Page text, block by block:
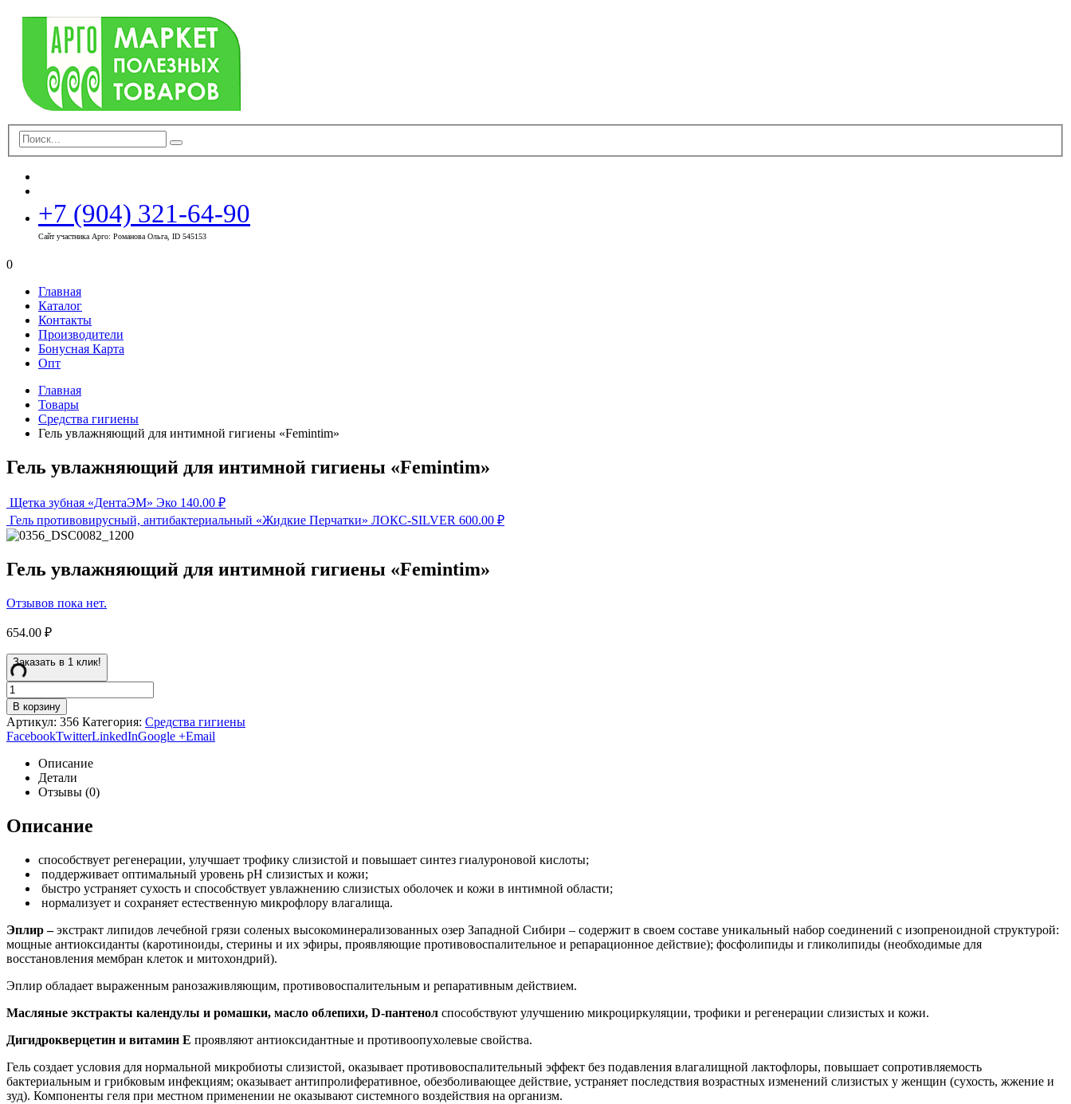
+7 (904) 321-64-90
Сайт участника Арго: Романова Ольга, ID 545153
0
Главная
Каталог
Контакты
Производители
Бонусная Карта
Опт
Главная
Товары
Средства гигиены
Гель увлажняющий для интимной гигиены «Femintim»
Гель увлажняющий для интимной гигиены «Femintim»
Щетка зубная «ДентаЭМ» Эко 140.00 ₽
Гель противовирусный, антибактериальный «Жидкие Перчатки» ЛОКС-SILVER 600.00 ₽
Гель увлажняющий для интимной гигиены «Femintim»
Отзывов пока нет.
654.00 ₽
Заказать в 1 клик!
В корзину
Артикул: 356 Категория: Средства гигиены
FacebookTwitterLinkedInGoogle +Email
Описание
Детали
Отзывы (0)
Описание
способствует регенерации, улучшает трофику слизистой и повышает синтез гиалуроновой кислоты;
поддерживает оптимальный уровень pH слизистых и кожи;
быстро устраняет сухость и способствует увлажнению слизистых оболочек и кожи в интимной области;
нормализует и сохраняет естественную микрофлору влагалища.
Эплир –экстракт липидов лечебной грязи соленых высокоминерализованных озер Западной Сибири – содержит в своем составе уникальный набор соединений с изопреноидной структурой:
мощные антиоксиданты (каротиноиды, стерины и их эфиры, проявляющие противовоспалительное и репарационное действие); фосфолипиды и гликолипиды (необходимые для
восстановления мембран клеток и митохондрий).
Эплир обладает выраженным ранозаживляющим, противовоспалительным и репаративным действием.
Масляные экстракты календулы и ромашки, масло облепихи, D-пантенол способствуют улучшению микроциркуляции, трофики и регенерации слизистых и кожи.
Дигидрокверцетин и витамин Е проявляют антиоксидантные и противоопухолевые свойства.
Гель создает условия для нормальной микробиоты слизистой, оказывает противовоспалительный эффект без подавления влагалищной лактофлоры, повышает сопротивляемость
бактериальным и грибковым инфекциям; оказывает антипролиферативное, обезболивающее действие, устраняет последствия возрастных изменений слизистых у женщин (сухость, жжение и
зуд). Компоненты геля при местном применении не оказывают системного воздействия на организм.